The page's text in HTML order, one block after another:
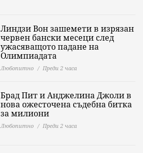
Линдзи Вон зашемети в изрязан
червен бански месеци след
ужасяващото падане на
Олимпиадата
Любопитно Преди 2 часа
Брад Пит и Анджелина Джоли в
нова ожесточена съдебна битка
за милиони
Любопитно Преди 2 часа